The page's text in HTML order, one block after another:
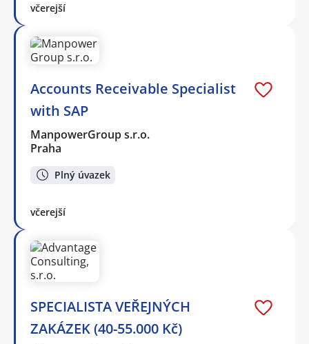
včerejší
Accounts Receivable Specialist
with SAP
ManpowerGroup s.r.o.
Praha
Plný úvazek
včerejší
SPECIALISTA VEŘEJNÝCH
ZAKÁZEK (40-55.000 Kč)